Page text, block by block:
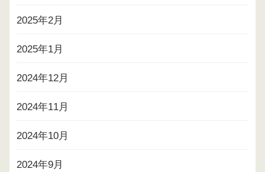
2025年2月
2025年1月
2024年12月
2024年11月
2024年10月
2024年9月